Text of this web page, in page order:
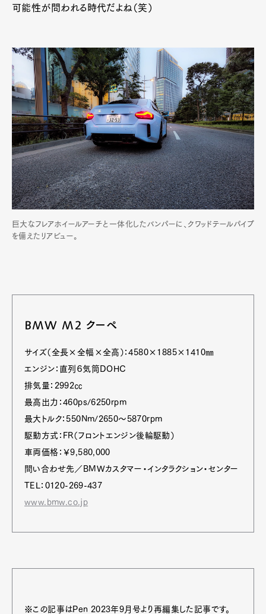
可能性が問われる時代だよね（笑）
巨大なフレアホイールアーチと一体化したバンパーに、クワッドテールパイプ
を備えたリアビュー。
BMW M2 クーペ
サイズ（全長×全幅×全高）：4580×1885×1410㎜
エンジン：直列６気筒DOHC
排気量：2992㏄
最高出力：460ps/6250rpm
最大トルク：550Nm/2650～5870rpm
駆動方式：FR（フロントエンジン後輪駆動）
車両価格：￥9,580,000
問い合わせ先／BMWカスタマー・インタラクション・センター
TEL：0120-269-437
www.bmw.co.jp
※この記事はPen 2023年9月号より再編集した記事です。